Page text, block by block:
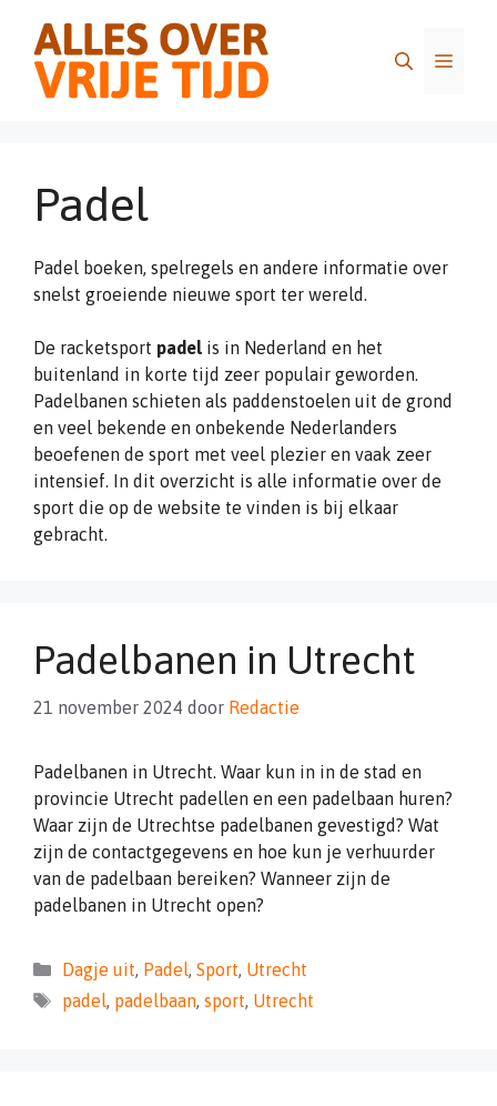
inhoud
Menu
Padel
Padel boeken, spelregels en andere informatie over
snelst groeiende nieuwe sport ter wereld.
De racketsport padel is in Nederland en het
buitenland in korte tijd zeer populair geworden.
Padelbanen schieten als paddenstoelen uit de grond
en veel bekende en onbekende Nederlanders
beoefenen de sport met veel plezier en vaak zeer
intensief. In dit overzicht is alle informatie over de
sport die op de website te vinden is bij elkaar
gebracht.
Padelbanen in Utrecht
21 november 2024 door Redactie
Padelbanen in Utrecht. Waar kun in in de stad en
provincie Utrecht padellen en een padelbaan huren?
Waar zijn de Utrechtse padelbanen gevestigd? Wat
zijn de contactgegevens en hoe kun je verhuurder
van de padelbaan bereiken? Wanneer zijn de
padelbanen in Utrecht open?
Categorieën
Dagje uit, Padel, Sport, Utrecht
Tags
padel, padelbaan, sport, Utrecht